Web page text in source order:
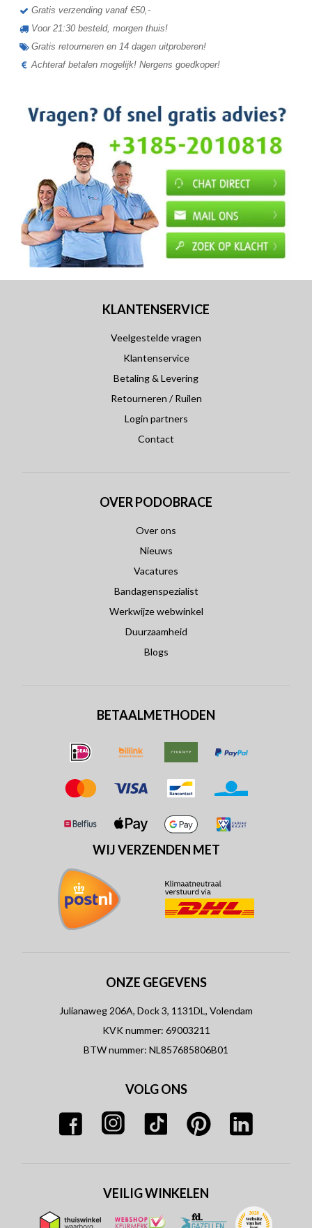
Gratis verzending vanaf €50,-
Voor 21:30 besteld, morgen thuis!
Gratis retourneren en 14 dagen uitproberen!
Achteraf betalen mogelijk! Nergens goedkoper!
KLANTENSERVICE
Veelgestelde vragen
Klantenservice
Betaling & Levering
Retourneren / Ruilen
Login partners
Contact
OVER PODOBRACE
Over ons
Nieuws
Vacatures
Bandagenspezialist
Werkwijze webwinkel
Duurzaamheid
Blogs
BETAALMETHODEN
WIJ VERZENDEN MET
ONZE GEGEVENS
Julianaweg 206A, Dock 3, 1131DL, Volendam
KVK nummer: 69003211
BTW nummer: NL857685806B01
VOLG ONS
VEILIG WINKELEN